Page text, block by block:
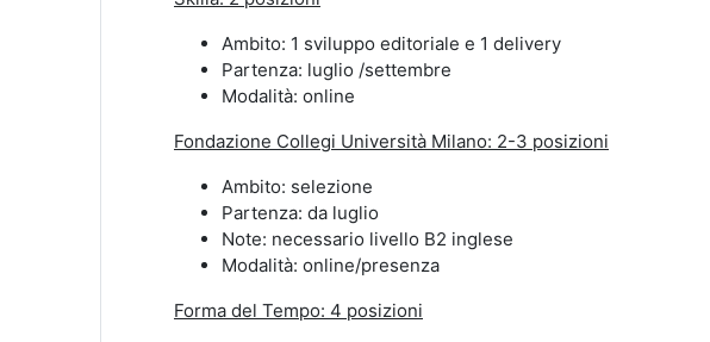
Ambito: 1 sviluppo editoriale e 1 delivery
Partenza: luglio /settembre
Modalità: online
Fondazione Collegi Università Milano: 2-3 posizioni
Ambito: selezione
Partenza: da luglio
Note: necessario livello B2 inglese
Modalità: online/presenza
Forma del Tempo: 4 posizioni